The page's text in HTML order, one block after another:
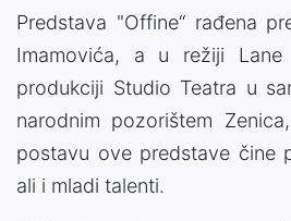
Predstava "Offine“ rađena
Imamovića, a u režiji
produkciji Studio Teatra u
narodnim pozorištem
postavu ove predstave čine
ali i mladi talenti.